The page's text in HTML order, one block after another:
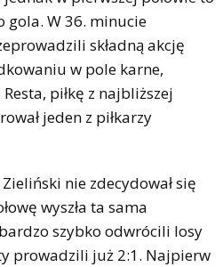
gola. W 36. minucie
składną akcję
w pole karne,
piłkę z najbliższej
jeden z piłkarzy
nie zdecydował się
wyszła ta sama
szybko odwrócili losy
prowadzili już 2:1. Najpierw